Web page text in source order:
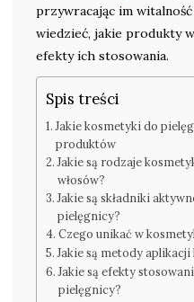
przywracając im
wiedzieć, jakie produkty
efekty ich stosowania.
Spis treści
Jakie kosmetyki do
produktów
Jakie są rodzaje
włosów?
Jakie są składniki
pielęgnicy?
Czego unikać w
Jakie są metody
Jakie są efekty
pielęgnicy?